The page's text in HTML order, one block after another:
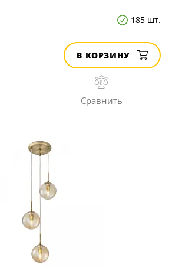
185 шт.
В КОРЗИНУ